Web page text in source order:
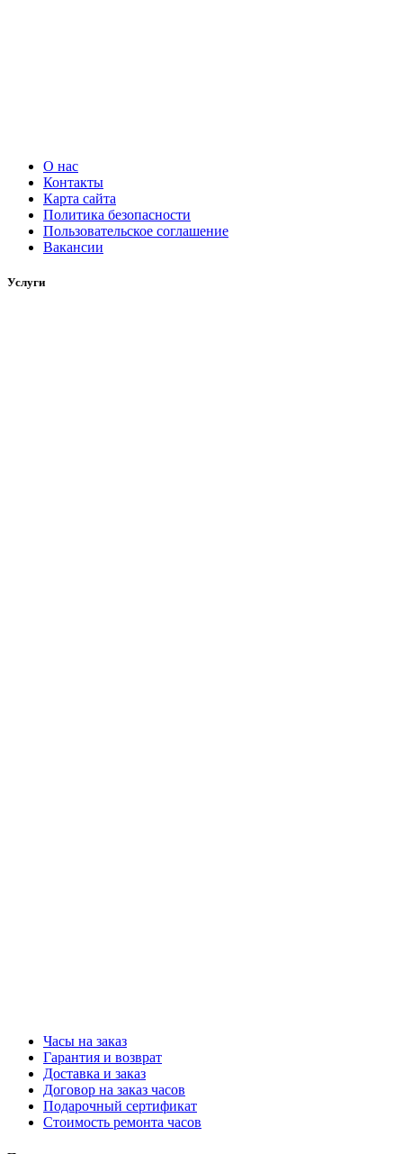
О нас
Контакты
Карта сайта
Политика безопасности
Пользовательское соглашение
Вакансии
Услуги
Часы на заказ
Гарантия и возврат
Доставка и заказ
Договор на заказ часов
Подарочный сертификат
Стоимость ремонта часов